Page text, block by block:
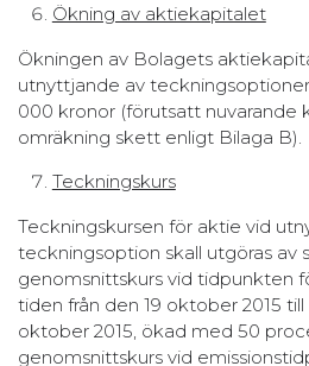
Ökning av aktiekapitalet
Ökningen av Bolagets
utnyttjande av
000 kronor (förutsatt nuvarande
omräkning skett enligt Bilaga B).
Teckningskurs
Teckningskursen för aktie vid
teckningsoption skall utgöras av
genomsnittskurs vid tidpunkten
tiden från den 19 oktober 2015
oktober 2015, ökad med 50
genomsnittskurs vid